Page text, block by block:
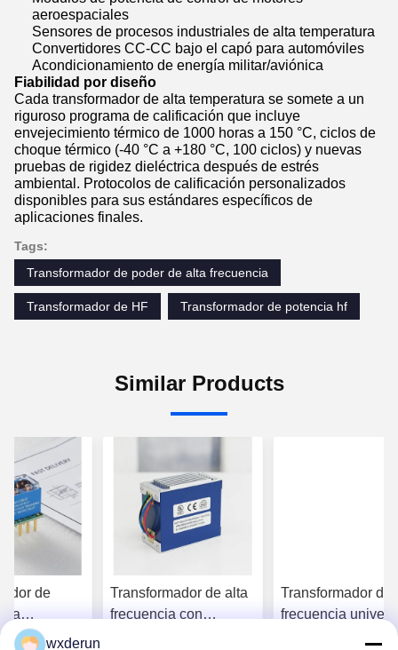
aeroespaciales
Sensores de procesos industriales de alta temperatura
Convertidores CC-CC bajo el capó para automóviles
Acondicionamiento de energía militar/aviónica
Fiabilidad por diseño
Cada transformador de alta temperatura se somete a un
riguroso programa de calificación que incluye
envejecimiento térmico de 1000 horas a 150 °C, ciclos de
choque térmico (-40 °C a +180 °C, 100 ciclos) y nuevas
pruebas de rigidez dieléctrica después de estrés
ambiental. Protocolos de calificación personalizados
disponibles para sus estándares específicos de
aplicaciones finales.
Tags:
Transformador de poder de alta frecuencia
Transformador de HF Transformador de potencia hf
Similar Products
de
con salida
Transformador de alta
frecuencia con
Transformador de
frecuencia
de topología
wxderun